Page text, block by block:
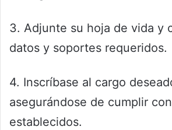
3. Adjunte su hoja de vida y
datos y soportes requeridos.
4. Inscríbase al cargo
asegurándose de cumplir
establecidos.